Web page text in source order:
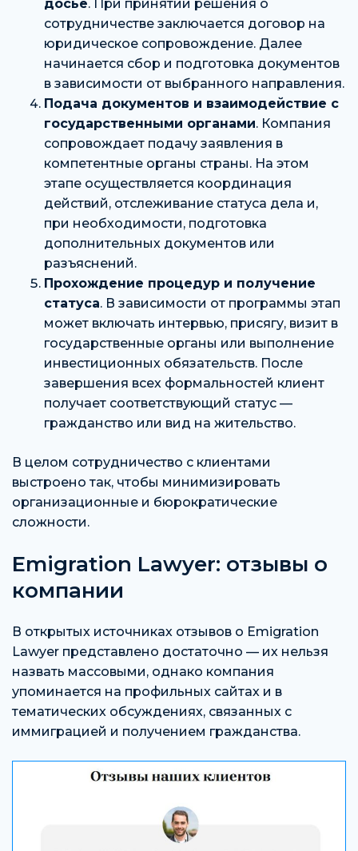
досье. При принятии решения о
сотрудничестве заключается договор на
юридическое сопровождение. Далее
начинается сбор и подготовка документов
в зависимости от выбранного направления.
Подача документов и взаимодействие с
государственными органами. Компания
сопровождает подачу заявления в
компетентные органы страны. На этом
этапе осуществляется координация
действий, отслеживание статуса дела и,
при необходимости, подготовка
дополнительных документов или
разъяснений.
Прохождение процедур и получение
статуса. В зависимости от программы этап
может включать интервью, присягу, визит в
государственные органы или выполнение
инвестиционных обязательств. После
завершения всех формальностей клиент
получает соответствующий статус —
гражданство или вид на жительство.
В целом сотрудничество с клиентами
выстроено так, чтобы минимизировать
организационные и бюрократические
сложности.
Emigration Lawyer: отзывы о
компании
В открытых источниках отзывов о Emigration
Lawyer представлено достаточно — их нельзя
назвать массовыми, однако компания
упоминается на профильных сайтах и в
тематических обсуждениях, связанных с
иммиграцией и получением гражданства.